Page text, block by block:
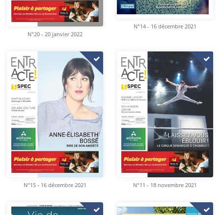
N°20 - 20 janvier 2022
N°14 - 16 décembre 2021
N°15 - 16 décembre 2021 N°11 - 18 novembre 2021